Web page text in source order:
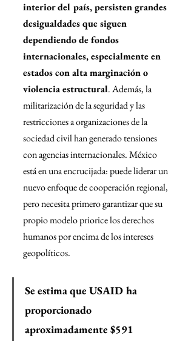
interior del país, persisten grandes
desigualdades que siguen
dependiendo de fondos
internacionales, especialmente en
estados con alta marginación o
violencia estructural. Además, la
militarización de la seguridad y las
restricciones a organizaciones de la
sociedad civil han generado tensiones
con agencias internacionales. México
está en una encrucijada: puede liderar un
nuevo enfoque de cooperación regional,
pero necesita primero garantizar que su
propio modelo priorice los derechos
humanos por encima de los intereses
geopolíticos.
Se estima que USAID ha
proporcionado
aproximadamente $591